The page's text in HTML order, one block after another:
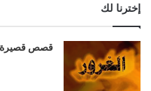
إخترنا لك
قصص قصيرة